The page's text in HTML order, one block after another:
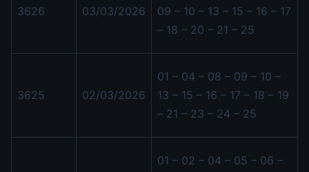
3626 03/03/2026
09 – 10 – 13 – 15 – 16 – 17
– 18 – 20 – 21 – 25
3625 02/03/2026
01 – 04 – 08 – 09 – 10 –
13 – 15 – 16 – 17 – 18 – 19
– 21 – 23 – 24 – 25
01 – 02 – 04 – 05 – 06 –